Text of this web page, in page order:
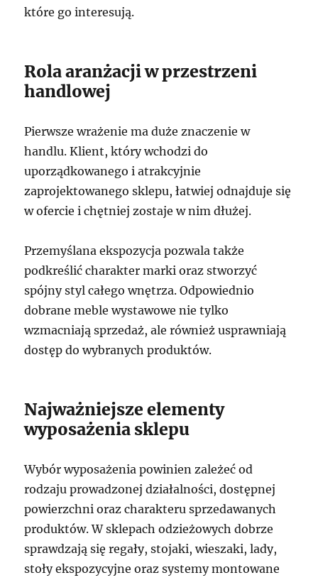
które go interesują.
Rola aranżacji w przestrzeni
handlowej
Pierwsze wrażenie ma duże znaczenie w
handlu. Klient, który wchodzi do
uporządkowanego i atrakcyjnie
zaprojektowanego sklepu, łatwiej odnajduje się
w ofercie i chętniej zostaje w nim dłużej.
Przemyślana ekspozycja pozwala także
podkreślić charakter marki oraz stworzyć
spójny styl całego wnętrza. Odpowiednio
dobrane meble wystawowe nie tylko
wzmacniają sprzedaż, ale również usprawniają
dostęp do wybranych produktów.
Najważniejsze elementy
wyposażenia sklepu
Wybór wyposażenia powinien zależeć od
rodzaju prowadzonej działalności, dostępnej
powierzchni oraz charakteru sprzedawanych
produktów. W sklepach odzieżowych dobrze
sprawdzają się regały, stojaki, wieszaki, lady,
stoły ekspozycyjne oraz systemy montowane